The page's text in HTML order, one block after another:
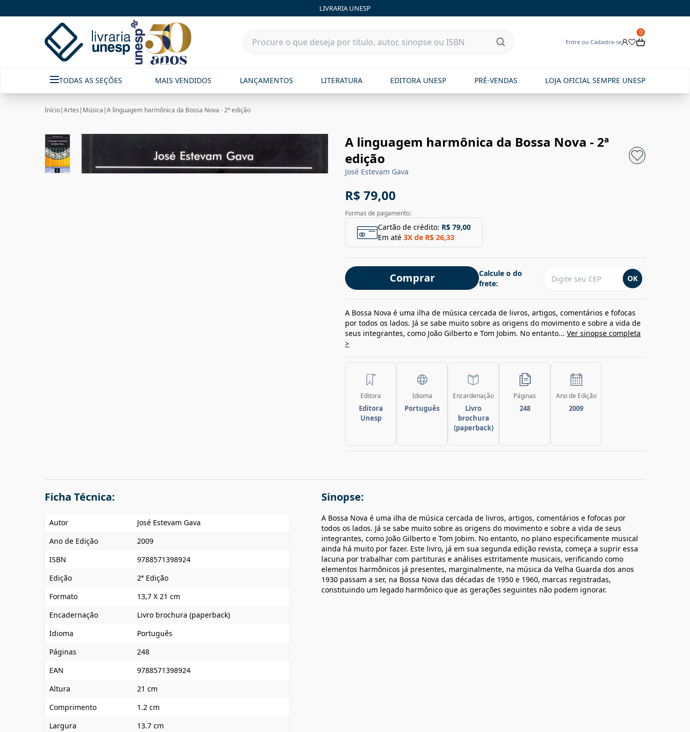
LIVRARIA UNESP
Entre ou Cadastre-se
0
TODAS AS SEÇÕES MAIS VENDIDOS LANÇAMENTOS LITERATURA EDITORA UNESP PRÉ-VENDAS LOJA OFICIAL SEMPRE UNESP
Início|Artes | Música |A linguagem harmônica da Bossa Nova - 2ª edição
A linguagem harmônica da Bossa Nova - 2ª
edição
José Estevam Gava
R$ 79,00
Formas de pagamento:
Cartão de crédito: R$ 79,00
Em até 3X de R$ 26,33
Comprar
Calcule o do
frete:
OK
A Bossa Nova é uma ilha de música cercada de livros, artigos, comentários e fofocas
por todos os lados. Já se sabe muito sobre as origens do movimento e sobre a vida de
seus integrantes, como João Gilberto e Tom Jobim. No entanto... Ver sinopse completa
>
Editora
Editora
Unesp
Idioma
Português
Encardenação
Livro
brochura
(paperback)
Páginas
248
Ano de Edição
2009
Ficha Técnica:
Autor
José Estevam Gava
Ano de Edição
2009
ISBN
9788571398924
Edição
2ª Edição
Formato
13,7 X 21 cm
Encadernação
Livro brochura (paperback)
Idioma
Português
Páginas
248
EAN
9788571398924
Altura
21 cm
Comprimento
1.2 cm
Largura
13.7 cm
Sinopse:
A Bossa Nova é uma ilha de música cercada de livros, artigos, comentários e fofocas por
todos os lados. Já se sabe muito sobre as origens do movimento e sobre a vida de seus
integrantes, como João Gilberto e Tom Jobim. No entanto, no plano especificamente musical
ainda há muito por fazer. Este livro, já em sua segunda edição revista, começa a suprir essa
lacuna por trabalhar com partituras e análises estritamente musicais, verificando como
elementos harmônicos já presentes, marginalmente, na música da Velha Guarda dos anos
1930 passam a ser, na Bossa Nova das décadas de 1950 e 1960, marcas registradas,
constituindo um legado harmônico que as gerações seguintes não podem ignorar.